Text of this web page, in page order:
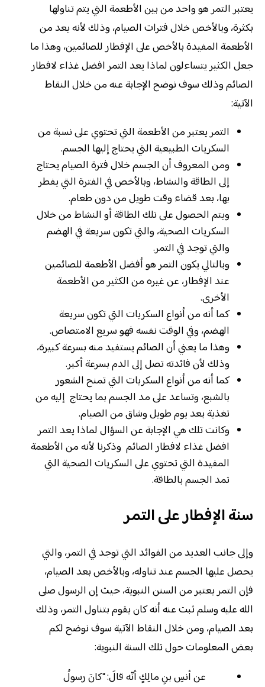
يعتبر التمر هو واحد من بين الأطعمة التي يتم تناولها
بكثرة، وبالأخص خلال فترات الصيام، وذلك لأنه يعد من
الأطعمة المفيدة بالأخص على الإفطار للصائمين، وهذا ما
جعل الكثير يتساءلون لماذا يعد التمر افضل غذاء لافطار
الصائم وذلك سوف نوضح الإجابة عنه من خلال النقاط
الآتية:
التمر يعتبر من الأطعمة التي تحتوي على نسبة من
السكريات الطبيعية التي يحتاج إليها الجسم.
ومن المعروف أن الجسم خلال فترة الصيام يحتاج
إلى الطاقة والنشاط، وبالأخص في الفترة التي يفطر
بها، بعد قضاء وقت طويل من دون طعام.
ويتم الحصول على تلك الطاقة أو النشاط من خلال
السكريات الصحية، والتي تكون سريعة في الهضم
والتي توجد في التمر.
وبالتالي يكون التمر هو أفضل الأطعمة للصائمين
عند الإفطار، عن غيره من الكثير من الأطعمة
الأخرى.
كما أنه من أنواع السكريات التي تكون سريعة
الهضم، وفي الوقت نفسه فهو سريع الامتصاص.
وهذا ما يعني أن الصائم يستفيد منه بسرعة كبيرة،
وذلك لأن فائدته تصل إلى الدم بسرعة أكبر.
كما أنه من أنواع السكريات التي تمنح الشعور
بالشبع، وتساعد على مد الجسم بما يحتاج إليه من
تغذية بعد يوم طويل وشاق من الصيام.
وكانت تلك هي الإجابة عن السؤال لماذا يعد التمر
افضل غذاء لافطار الصائم وذكرنا لأنه من الأطعمة
المفيدة التي تحتوي على السكريات الصحية التي
تمد الجسم بالطاقة.
سنة الإفطار على التمر
وإلى جانب العديد من الفوائد التي توجد في التمر، والتي
يحصل عليها الجسم عند تناوله، وبالأخص بعد الصيام،
فإن التمر يعتبر من السنن النبوية، حيث إن الرسول صلى
الله عليه وسلم ثبت عنه أنه كان يقوم بتناول التمر، وذلك
بعد الصيام، ومن خلال النقاط الآتية سوف نوضح لكم
بعض المعلومات حول تلك السنة النبوية:
عن أنسِ بنِ مالِكٍ أنّه قالَ: “كانَرسولُ